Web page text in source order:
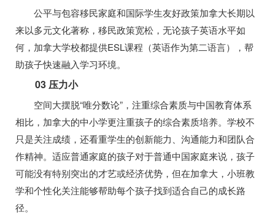
公平与包容移民家庭和国际学生友好政策加拿大长期以
来以多元文化著称，移民政策宽松，无论孩子英语水平如
何，加拿大学校都提供ESL课程（英语作为第二语言），帮
助孩子快速融入学习环境。
03 压力小
空间大摆脱“唯分数论”，注重综合素质与中国教育体系
相比，加拿大的中小学更注重孩子的综合素质培养。学校不
只是关注成绩，还看重学生的创新能力、沟通能力和团队合
作精神。适应普通家庭的孩子对于普通中国家庭来说，孩子
可能没有特别突出的才艺或经济优势，但在加拿大，小班教
学和个性化关注能够帮助每个孩子找到适合自己的成长路
径。